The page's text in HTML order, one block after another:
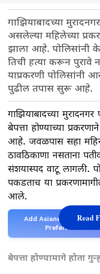
गाझियाबादच्या
असलेल्या महिलेच्या
झाला आहे. पोलिसांनी
तिची हत्या करून
याप्रकरणी पोलिसांनी
पुढील तपास सुरू आहे.
गाझियाबादच्या
बेपत्ता होण्याच्या
आहे. जवळपास सहा
ठावठिकाणा नसताना
संशयास्पद वाटू लागली.
पकडताच या
आले.
Add Asianetnews
Preferred Source
बेपत्ता होण्यामागे होता
Read